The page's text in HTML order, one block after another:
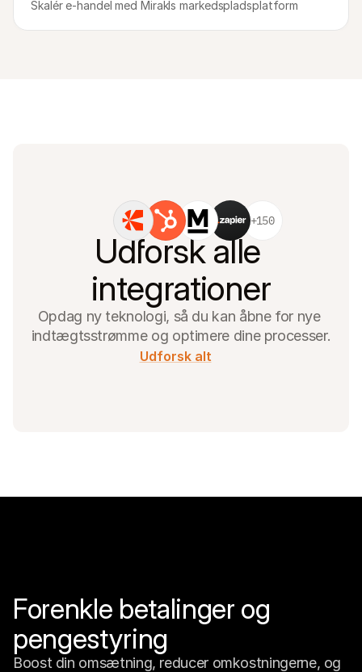
Skalér e-handel med Mirakls markedspladsplatform
+150
Udforsk alle
integrationer
Opdag ny teknologi, så du kan åbne for nye
indtægtsstrømme og optimere dine processer.
Udforsk alt
Forenkle betalinger og
pengestyring
Boost din omsætning, reducer omkostningerne, og
For kunder